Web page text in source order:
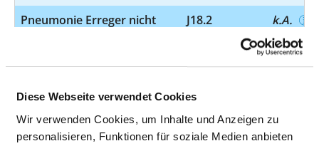
Diese Webseite verwendet Cookies
Wir verwenden Cookies, um Inhalte und Anzeigen zu
personalisieren, Funktionen für soziale Medien anbieten
Pneumonie Erreger nicht
nicht näher bezeichnet
J18.2 k.A.
Akute Bronchitis - Akute
Bronchitis nicht näher
bezeichnet
J20.9